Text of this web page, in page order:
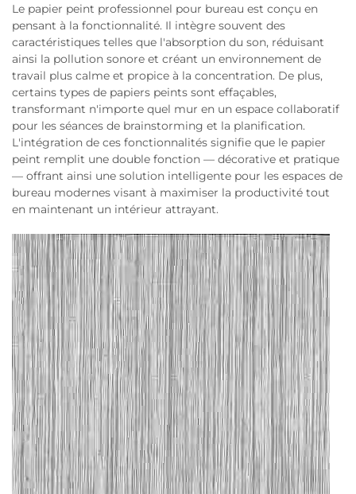
Le papier peint professionnel pour bureau est conçu en
pensant à la fonctionnalité. Il intègre souvent des
caractéristiques telles que l'absorption du son, réduisant
ainsi la pollution sonore et créant un environnement de
travail plus calme et propice à la concentration. De plus,
certains types de papiers peints sont effaçables,
transformant n'importe quel mur en un espace collaboratif
pour les séances de brainstorming et la planification.
L'intégration de ces fonctionnalités signifie que le papier
peint remplit une double fonction — décorative et pratique
— offrant ainsi une solution intelligente pour les espaces de
bureau modernes visant à maximiser la productivité tout
en maintenant un intérieur attrayant.